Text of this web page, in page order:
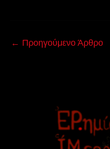
← Προηγούμενο Άρθρο